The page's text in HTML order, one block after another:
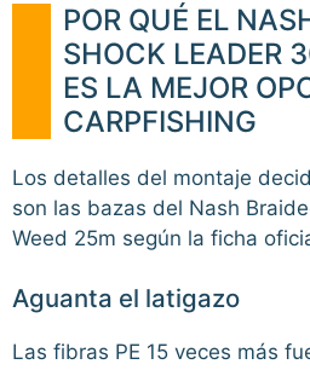
POR QUÉ EL
SHOCK LEADER
ES LA MEJOR
CARPFISHING
Los detalles del montaje
son las bazas del Nash
Weed 25m según la ficha
Aguanta el latigazo
Las fibras PE 15 veces más